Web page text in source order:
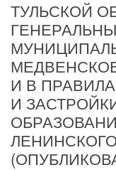
ТУЛЬСКОЙ
И В
И